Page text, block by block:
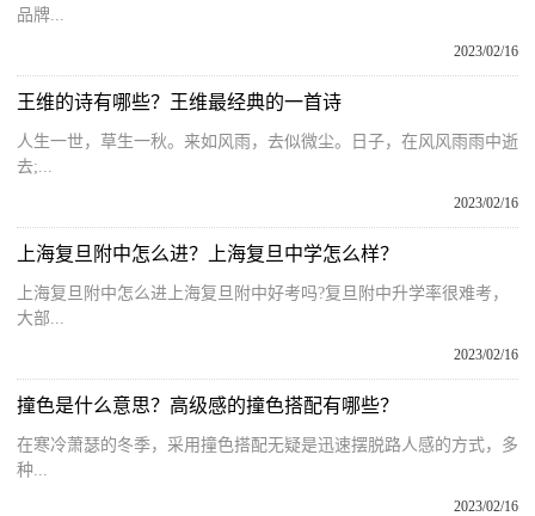
品牌...
2023/02/16
王维的诗有哪些？王维最经典的一首诗
人生一世，草生一秋。来如风雨，去似微尘。日子，在风风雨雨中逝
去;...
2023/02/16
上海复旦附中怎么进？上海复旦中学怎么样？
上海复旦附中怎么进上海复旦附中好考吗?复旦附中升学率很难考，
大部...
2023/02/16
撞色是什么意思？高级感的撞色搭配有哪些？
在寒冷萧瑟的冬季，采用撞色搭配无疑是迅速摆脱路人感的方式，多
种...
2023/02/16